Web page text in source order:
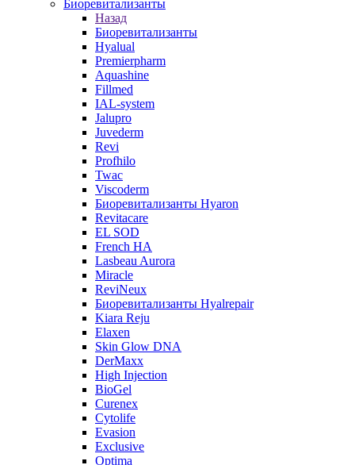
Биоревитализанты
Назад
Биоревитализанты
Hyalual
Premierpharm
Aquashine
Fillmed
IAL-system
Jalupro
Juvederm
Revi
Profhilo
Twac
Viscoderm
Биоревитализанты Hyaron
Revitacare
EL SOD
French HA
Lasbeau Aurora
Miracle
ReviNeux
Биоревитализанты Hyalrepair
Kiara Reju
Elaxen
Skin Glow DNA
DerMaxx
High Injection
BioGel
Curenex
Cytolife
Evasion
Exclusive
Optima